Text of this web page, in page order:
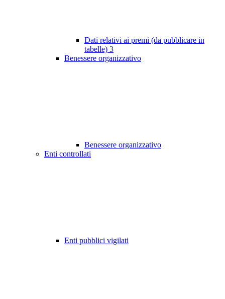
Dati relativi ai premi (da pubblicare in
tabelle) 3
Benessere organizzativo
Benessere organizzativo
Enti controllati
Enti pubblici vigilati